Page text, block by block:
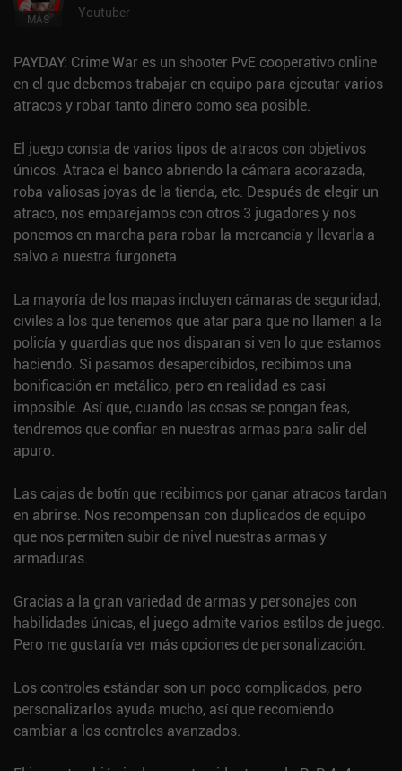
MÁS Youtuber
PAYDAY: Crime War es un shooter PvE cooperativo online
en el que debemos trabajar en equipo para ejecutar varios
atracos y robar tanto dinero como sea posible.
El juego consta de varios tipos de atracos con objetivos
únicos. Atraca el banco abriendo la cámara acorazada,
roba valiosas joyas de la tienda, etc. Después de elegir un
atraco, nos emparejamos con otros 3 jugadores y nos
ponemos en marcha para robar la mercancía y llevarla a
salvo a nuestra furgoneta.
La mayoría de los mapas incluyen cámaras de seguridad,
civiles a los que tenemos que atar para que no llamen a la
policía y guardias que nos disparan si ven lo que estamos
haciendo. Si pasamos desapercibidos, recibimos una
bonificación en metálico, pero en realidad es casi
imposible. Así que, cuando las cosas se pongan feas,
tendremos que confiar en nuestras armas para salir del
apuro.
Las cajas de botín que recibimos por ganar atracos tardan
en abrirse. Nos recompensan con duplicados de equipo
que nos permiten subir de nivel nuestras armas y
armaduras.
Gracias a la gran variedad de armas y personajes con
habilidades únicas, el juego admite varios estilos de juego.
Pero me gustaría ver más opciones de personalización.
Los controles estándar son un poco complicados, pero
personalizarlos ayuda mucho, así que recomiendo
cambiar a los controles avanzados.